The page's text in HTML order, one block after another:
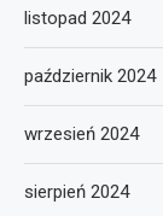
listopad 2024
październik 2024
wrzesień 2024
sierpień 2024